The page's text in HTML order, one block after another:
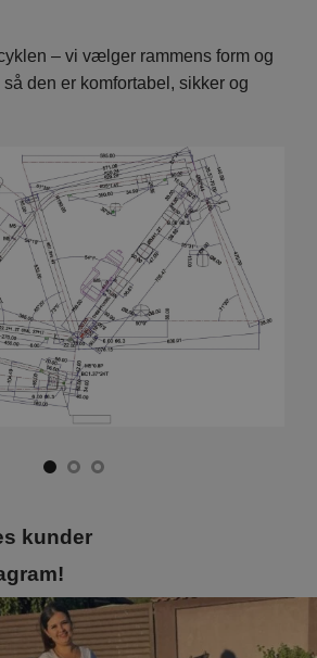
– vi vælger rammens form og
den er komfortabel, sikker og
kunder